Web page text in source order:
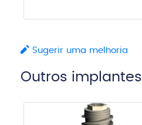
Sugerir uma melhoria
Outros implantes